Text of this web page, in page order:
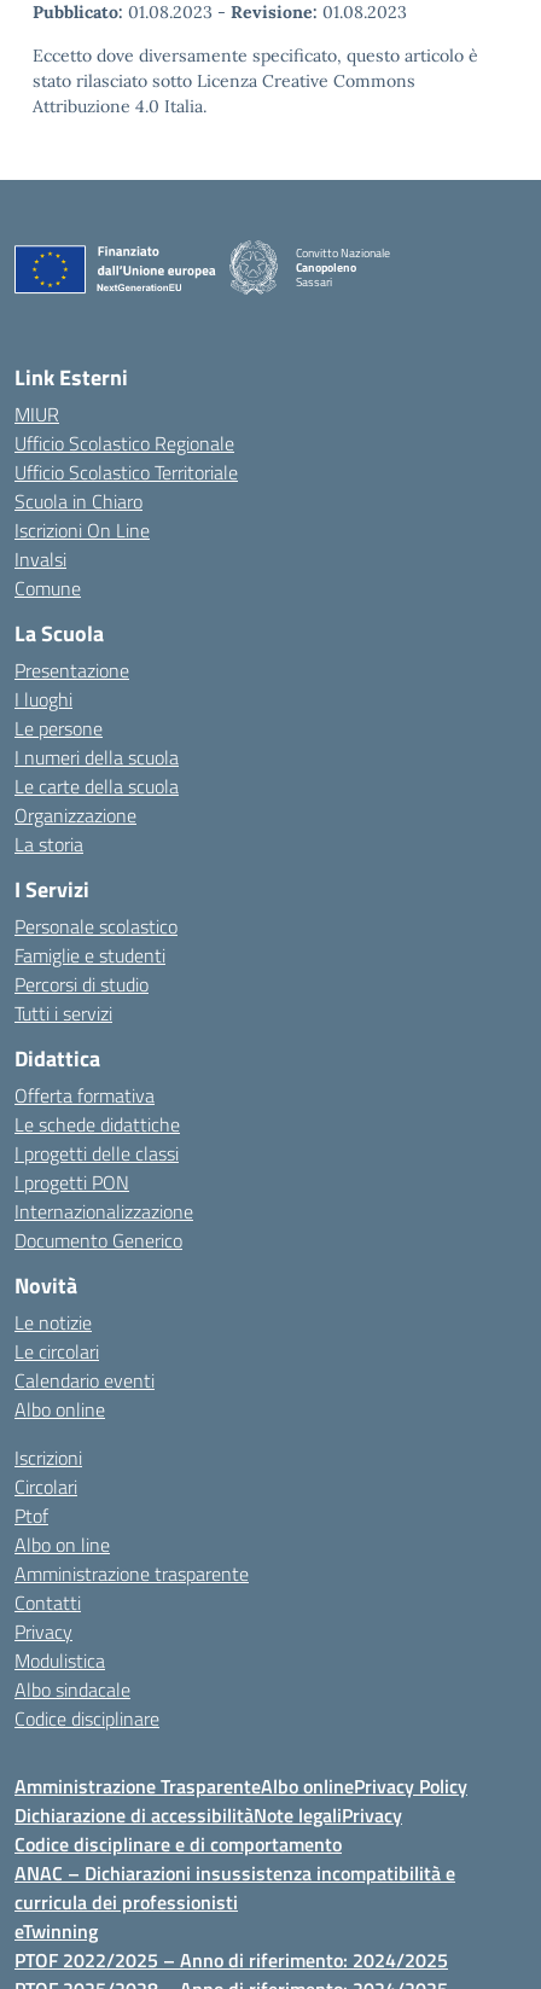
Pubblicato: 01.08.2023 - Revisione: 01.08.2023
Eccetto dove diversamente specificato, questo articolo è
stato rilasciato sotto Licenza Creative Commons
Attribuzione 4.0 Italia.
Convitto Nazionale
Canopoleno
Sassari
Link Esterni
MIUR
Ufficio Scolastico Regionale
Ufficio Scolastico Territoriale
Scuola in Chiaro
Iscrizioni On Line
Invalsi
Comune
La Scuola
Presentazione
I luoghi
Le persone
I numeri della scuola
Le carte della scuola
Organizzazione
La storia
I Servizi
Personale scolastico
Famiglie e studenti
Percorsi di studio
Tutti i servizi
Didattica
Offerta formativa
Le schede didattiche
I progetti delle classi
I progetti PON
Internazionalizzazione
Documento Generico
Novità
Le notizie
Le circolari
Calendario eventi
Albo online
Iscrizioni
Circolari
Ptof
Albo on line
Amministrazione trasparente
Contatti
Privacy
Modulistica
Albo sindacale
Codice disciplinare
Amministrazione TrasparenteAlbo onlinePrivacy Policy
Dichiarazione di accessibilitàNote legaliPrivacy
Codice disciplinare e di comportamento
ANAC – Dichiarazioni insussistenza incompatibilità e
curricula dei professionisti
eTwinning
PTOF 2022/2025 – Anno di riferimento: 2024/2025